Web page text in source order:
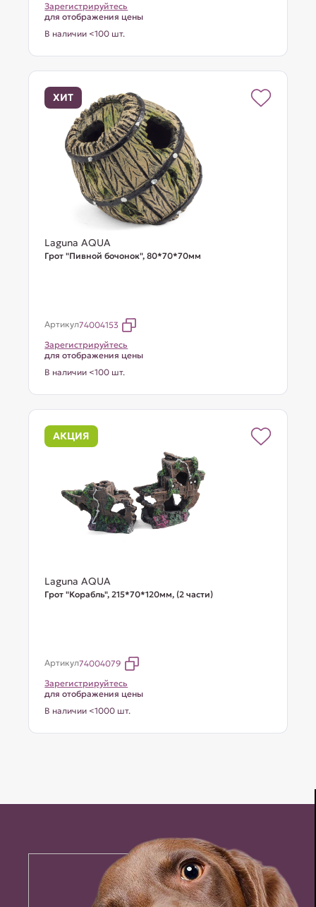
Зарегистрируйтесь
для отображения цены
В наличии <100 шт.
ХИТ
Laguna AQUA
Грот "Пивной бочонок", 80*70*70мм
Артикул74004153
Зарегистрируйтесь
для отображения цены
В наличии <100 шт.
АКЦИЯ
Laguna AQUA
Грот "Корабль", 215*70*120мм, (2 части)
Артикул74004079
Зарегистрируйтесь
для отображения цены
В наличии <1000 шт.